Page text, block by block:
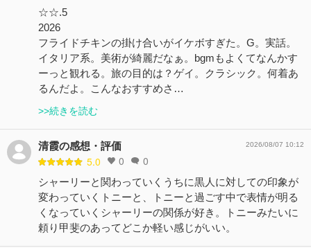
☆☆.5
2026
フライドチキンの掛け合いがイケボすぎた。G。実話。
イタリア系。美術が綺麗だなぁ。bgmもよくてなんかす
ーっと観れる。旅の目的は？ゲイ。クラシック。何着あ
るんだよ。こんなおすすめさ…
>>続きを読む
清霞の感想・評価
5.0 0 0
2026/08/07 10:12
シャーリーと関わっていくうちに黒人に対しての印象が
変わっていくトニーと、トニーと過ごす中で表情が明る
くなっていくシャーリーの関係が好き。トニーみたいに
頼り甲斐のあってどこか軽い感じがいい。